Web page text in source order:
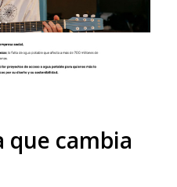
que cambia